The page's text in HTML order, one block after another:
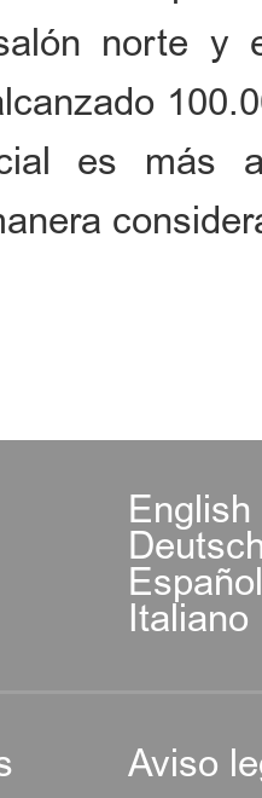
norte y
es más
English
Italiano
Aviso